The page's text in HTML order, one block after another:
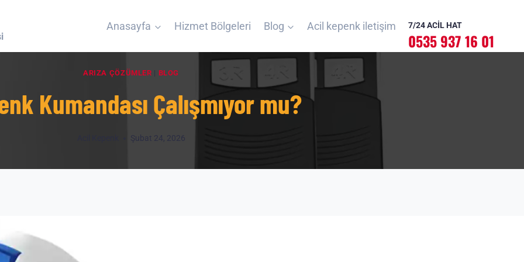
Anasayfa Hizmet Bölgeleri Blog Acil kepenk iletişim 7/24 ACİL HAT
0535 937 16 01
ARIZA ÇÖZÜMLER BLOG
Kumandası Çalışmıyor mu?
Şubat 24, 2026